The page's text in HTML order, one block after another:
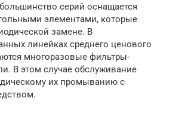
серий оснащается
элементами, которые
замене. В
линейках среднего ценового
многоразовые фильтры-
В этом случае обслуживание
их промыванию с